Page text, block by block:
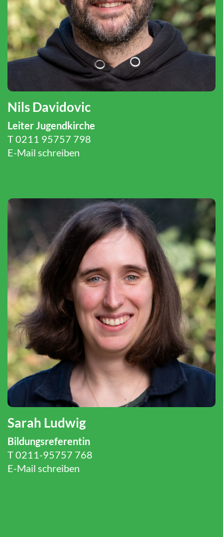
Nils Davidovic
Leiter Jugendkirche
T 0211 95757 798
E-Mail schreiben
Sarah Ludwig
Bildungsreferentin
T 0211-95757 768
E-Mail schreiben